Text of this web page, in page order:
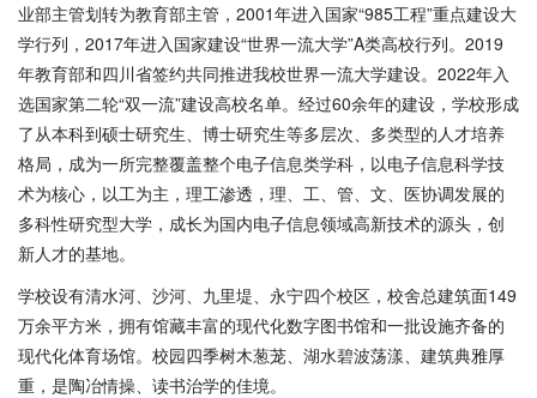
业部主管划转为教育部主管，2001年进入国家“985工程”重点建设大
学行列，2017年进入国家建设“世界一流大学”A类高校行列。2019
年教育部和四川省签约共同推进我校世界一流大学建设。2022年入
选国家第二轮“双一流”建设高校名单。经过60余年的建设，学校形成
了从本科到硕士研究生、博士研究生等多层次、多类型的人才培养
格局，成为一所完整覆盖整个电子信息类学科，以电子信息科学技
术为核心，以工为主，理工渗透，理、工、管、文、医协调发展的
多科性研究型大学，成长为国内电子信息领域高新技术的源头，创
新人才的基地。
学校设有清水河、沙河、九里堤、永宁四个校区，校舍总建筑面149
万余平方米，拥有馆藏丰富的现代化数字图书馆和一批设施齐备的
现代化体育场馆。校园四季树木葱茏、湖水碧波荡漾、建筑典雅厚
重，是陶冶情操、读书治学的佳境。